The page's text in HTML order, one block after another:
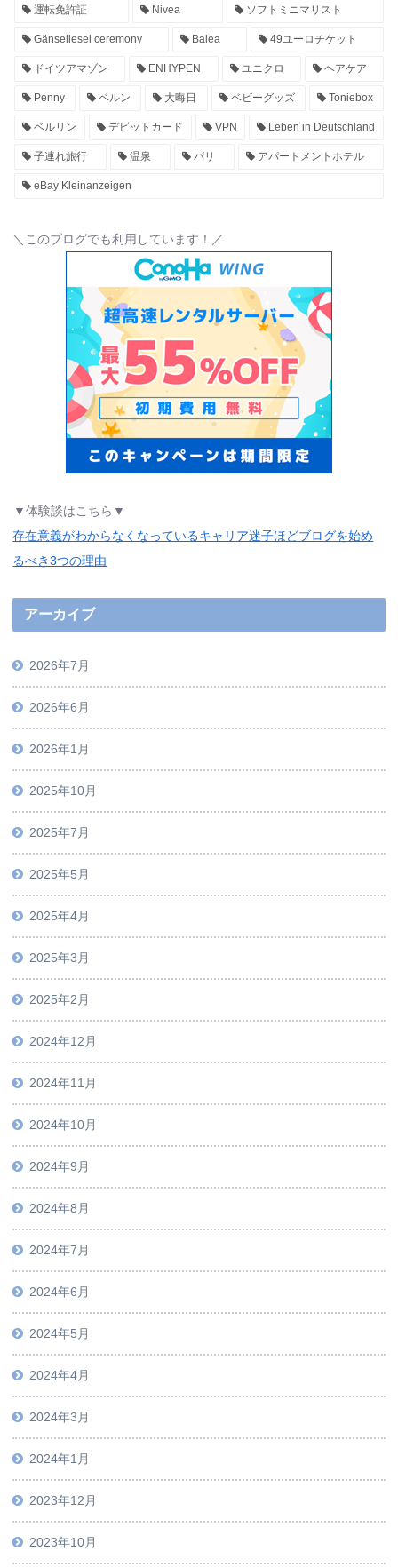
運転免許証 Nivea ソフトミニマリスト
Gänseliesel ceremony Balea 49ユーロチケット
ドイツアマゾン ENHYPEN ユニクロ ヘアケア
Penny ベルン 大晦日 ベビーグッズ Toniebox
ベルリン デビットカード VPN Leben in Deutschland
子連れ旅行 温泉 パリ アパートメントホテル
eBay Kleinanzeigen
＼このブログでも利用しています！／
▼体験談はこちら▼
存在意義がわからなくなっているキャリア迷子ほどブログを始め
るべき3つの理由
アーカイブ
2026年7月
2026年6月
2026年1月
2025年10月
2025年7月
2025年5月
2025年4月
2025年3月
2025年2月
2024年12月
2024年11月
2024年10月
2024年9月
2024年8月
2024年7月
2024年6月
2024年5月
2024年4月
2024年3月
2024年1月
2023年12月
2023年10月